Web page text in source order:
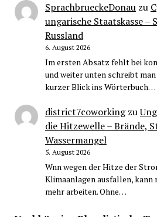
SprachbrueckeDonauzu
ungarische Staatskasse –
Russland
6. August 2026
Im ersten Absatz fehlt bei
und weiter unten schreibt
kurzer Blick ins Wörterbuch…
district7coworkingzu
die Hitzewelle – Brände,
Wassermangel
5. August 2026
Wnn wegen der Hitze der
Klimaanlagen ausfallen, kann
mehr arbeiten. Ohne…